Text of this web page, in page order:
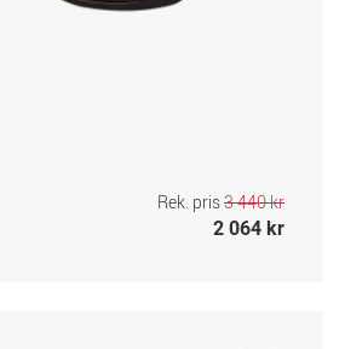
Rek. pris3 440 kr
2 064 kr